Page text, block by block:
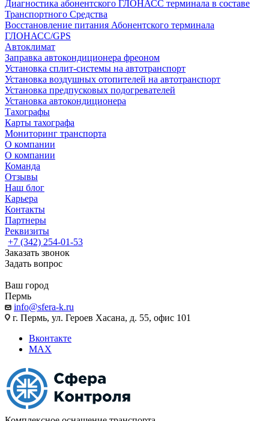
Диагностика абонентского ГЛОНАСС терминала в составе
Транспортного Средства
Восстановление питания Абонентского терминала
ГЛОНАСС/GPS
Автоклимат
Заправка автокондиционера фреоном
Установка сплит-системы на автотранспорт
Установка воздушных отопителей на автотранспорт
Установка предпусковых подогревателей
Установка автокондиционера
Тахографы
Карты тахографа
Мониторинг транспорта
О компании
О компании
Команда
Отзывы
Наш блог
Карьера
Контакты
Партнеры
Реквизиты
+7 (342) 254-01-53
Заказать звонок
Задать вопрос
Ваш город
Пермь
info@sfera-k.ru
г. Пермь, ул. Героев Хасана, д. 55, офис 101
Вконтакте
MAX